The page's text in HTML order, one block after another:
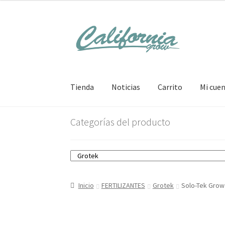
contenido
Tienda Noticias Carrito Mi
Categorías del producto
Inicio FERTILIZANTES Grotek Solo-Tek